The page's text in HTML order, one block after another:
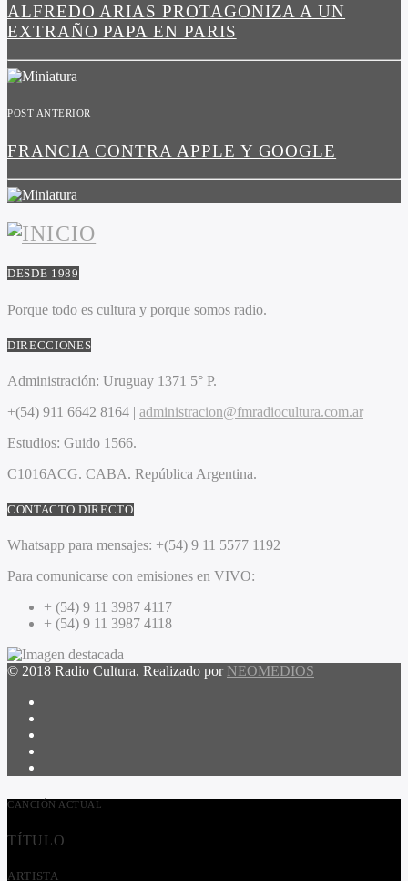
ALFREDO ARIAS PROTAGONIZA A UN
EXTRAÑO PAPA EN PARIS
POST ANTERIOR
FRANCIA CONTRA APPLE Y GOOGLE
DESDE 1989
Porque todo es cultura y porque somos radio.
DIRECCIONES
Administración: Uruguay 1371 5° P.
+(54) 911 6642 8164 | administracion@fmradiocultura.com.ar
Estudios: Guido 1566.
C1016ACG. CABA. República Argentina.
CONTACTO DIRECTO
Whatsapp para mensajes: +(54) 9 11 5577 1192
Para comunicarse con emisiones en VIVO:
+ (54) 9 11 3987 4117
+ (54) 9 11 3987 4118
© 2018 Radio Cultura. Realizado por NEOMEDIOS
CANCIÓN ACTUAL
TÍTULO
ARTISTA